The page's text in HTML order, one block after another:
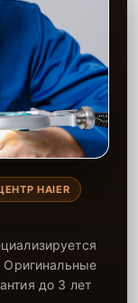
HAIER
Оригинальные
до 3 лет